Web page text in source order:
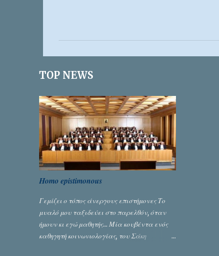
α
TOP NEWS
Homo epistimonous
Γεμίζει ο τόπος άνεργους επιστήμονες Το
μυαλό μου ταξιδεύει στο παρελθόν, όταν
ήμουν κι εγώ μαθητής... Μία κουβέντα ενός
καθηγητή κοινωνιολογίας, του Σάκη